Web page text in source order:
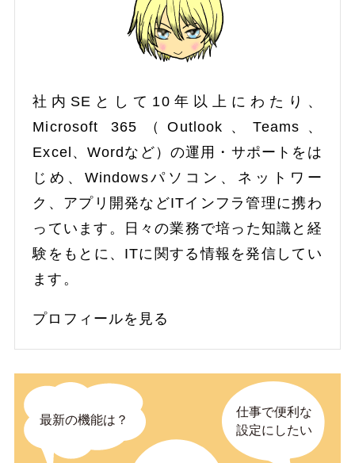
社内SEとして10年以上にわたり、
Microsoft 365（Outlook、Teams、
Excel、Wordなど）の運用・サポートをは
じめ、Windowsパソコン、ネットワー
ク、アプリ開発などITインフラ管理に携わ
っています。日々の業務で培った知識と経
験をもとに、ITに関する情報を発信してい
ます。
プロフィールを見る